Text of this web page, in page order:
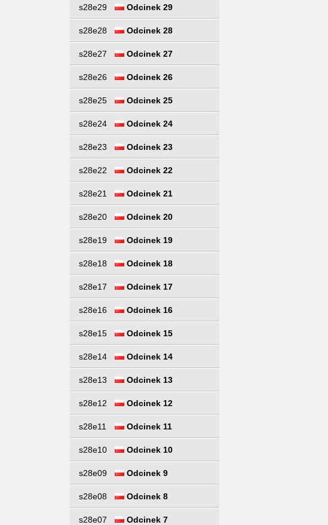
s28e29 Odcinek 29
s28e28 Odcinek 28
s28e27 Odcinek 27
s28e26 Odcinek 26
s28e25 Odcinek 25
s28e24 Odcinek 24
s28e23 Odcinek 23
s28e22 Odcinek 22
s28e21 Odcinek 21
s28e20 Odcinek 20
s28e19 Odcinek 19
s28e18 Odcinek 18
s28e17 Odcinek 17
s28e16 Odcinek 16
s28e15 Odcinek 15
s28e14 Odcinek 14
s28e13 Odcinek 13
s28e12 Odcinek 12
s28e11 Odcinek 11
s28e10 Odcinek 10
s28e09 Odcinek 9
s28e08 Odcinek 8
s28e07 Odcinek 7